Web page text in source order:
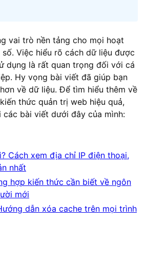
vai trò nền tảng cho mọi hoạt
Việc hiểu rõ cách dữ liệu được
dụng là rất quan trọng đối với cá
Hy vọng bài viết đã giúp bạn
về dữ liệu. Để tìm hiểu thêm về
thức quản trị web hiệu quả,
bài viết dưới đây của mình:
Cách xem địa chỉ IP điện thoại,
nhất
hợp kiến thức cần biết về ngôn
mới
dẫn xóa cache trên mọi trình